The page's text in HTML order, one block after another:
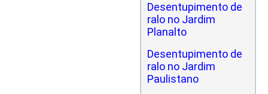
Desentupimento de
ralo no Jardim
Planalto
Desentupimento de
ralo no Jardim
Paulistano